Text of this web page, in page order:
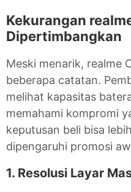
Kekurangan
Dipertimbangkan
Meski menarik, realme
beberapa catatan.
melihat kapasitas
memahami kompromi
keputusan beli bisa
dipengaruhi promosi
1. Resolusi Layar